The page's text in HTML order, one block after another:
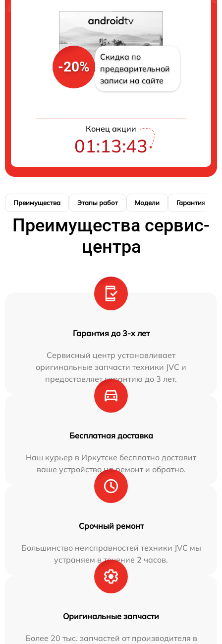
-20%
Скидка по
предварительной
записи на сайте
Конец акции
01:13:42
Преимущества Этапы работ Модели Гарантия
Преимущества сервис-
центра
Гарантия до 3-х лет
Сервисный центр устанавливает
оригинальные запчасти техники JVC и
предоставляет гарантию до 3 лет.
Бесплатная доставка
Наш курьер в Иркутске бесплатно доставит
ваше устройство на ремонт и обратно.
Срочный ремонт
Большинство неисправностей техники JVC мы
устраняем в течение 2 часов.
Оригинальные запчасти
Более 20 тыс. запчастей от производителя в